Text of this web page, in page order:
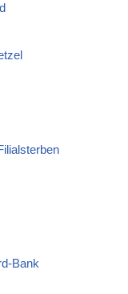
Bank